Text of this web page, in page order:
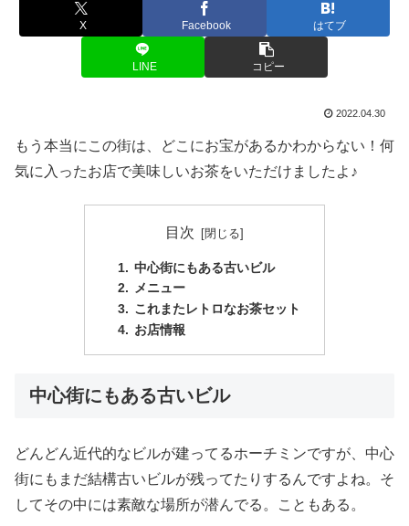
X Facebook はてブ
LINE コピー
2022.04.30
もう本当にこの街は、どこにお宝があるかわからない！何
気に入ったお店で美味しいお茶をいただけましたよ♪
目次
中心街にもある古いビル
メニュー
これまたレトロなお茶セット
お店情報
中心街にもある古いビル
どんどん近代的なビルが建ってるホーチミンですが、中心
街にもまだ結構古いビルが残ってたりするんですよね。そ
してその中には素敵な場所が潜んでる。こともある。